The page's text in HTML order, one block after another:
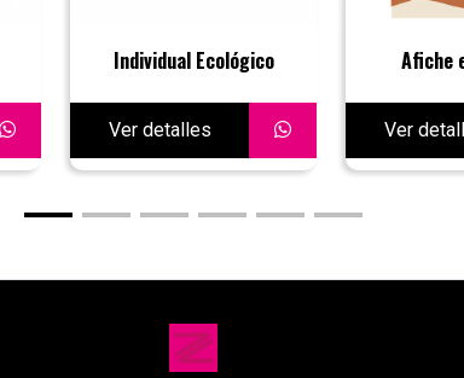
Individual Ecológico
Ver detalles
Afiche
Ver